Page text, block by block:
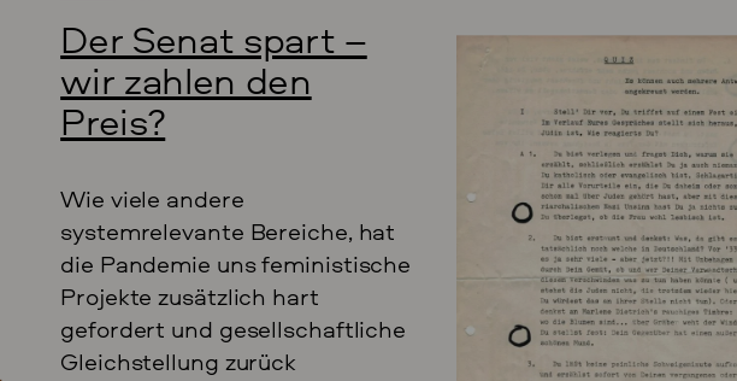
Der Senat spart –
wir zahlen den
Preis?
Wie viele andere
systemrelevante Bereiche, hat
die Pandemie uns feministische
Projekte zusätzlich hart
gefordert und gesellschaftliche
Gleichstellung zurück